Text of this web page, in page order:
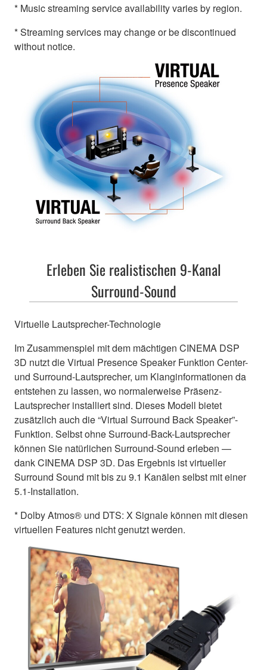
* Music streaming service availability varies by region.
* Streaming services may change or be discontinued
without notice.
Erleben Sie realistischen 9-Kanal
Surround-Sound
Virtuelle Lautsprecher-Technologie
Im Zusammenspiel mit dem mächtigen CINEMA DSP
3D nutzt die Virtual Presence Speaker Funktion Center-
und Surround-Lautsprecher, um Klanginformationen da
entstehen zu lassen, wo normalerweise Präsenz-
Lautsprecher installiert sind. Dieses Modell bietet
zusätzlich auch die “Virtual Surround Back Speaker”-
Funktion. Selbst ohne Surround-Back-Lautsprecher
können Sie natürlichen Surround-Sound erleben —
dank CINEMA DSP 3D. Das Ergebnis ist virtueller
Surround Sound mit bis zu 9.1 Kanälen selbst mit einer
5.1-Installation.
* Dolby Atmos® und DTS: X Signale können mit diesen
virtuellen Features nicht genutzt werden.